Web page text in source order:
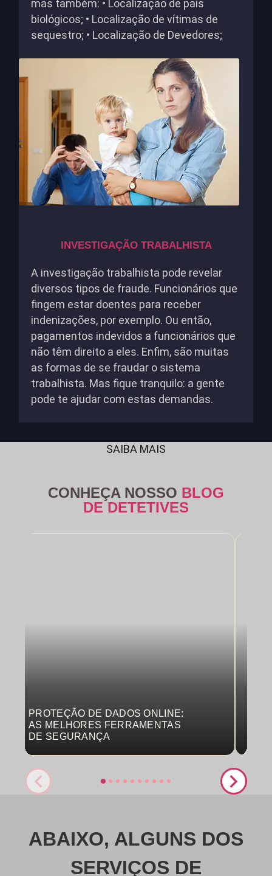
mas também: • Localização de pais
biológicos; • Localização de vítimas de
sequestro; • Localização de Devedores;
INVESTIGAÇÃO TRABALHISTA
A investigação trabalhista pode revelar
diversos tipos de fraude. Funcionários que
fingem estar doentes para receber
indenizações, por exemplo. Ou então,
pagamentos indevidos a funcionários que
não têm direito a eles. Enfim, são muitas
as formas de se fraudar o sistema
trabalhista. Mas fique tranquilo: a gente
pode te ajudar com estas demandas.
SAIBA MAIS
CONHEÇA NOSSO BLOG
DE DETETIVES
PROTEÇÃO DE DADOS ONLINE:
AS MELHORES FERRAMENTAS
DE SEGURANÇA
ABAIXO, ALGUNS DOS
SERVIÇOS DE